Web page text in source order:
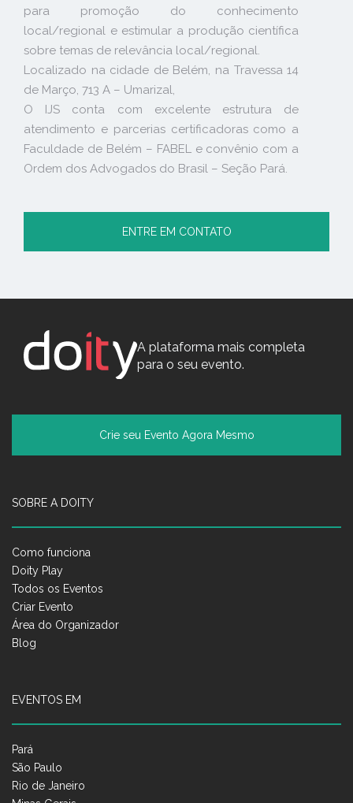
para promoção do conhecimento
local/regional e estimular a produção científica
sobre temas de relevância local/regional.
Localizado na cidade de Belém, na Travessa 14
de Março, 713 A – Umarizal,
O IJS conta com excelente estrutura de
atendimento e parcerias certificadoras como a
Faculdade de Belém – FABEL e convênio com a
Ordem dos Advogados do Brasil – Seção Pará.
ENTRE EM CONTATO
A plataforma mais completa
para o seu evento.
Crie seu Evento Agora Mesmo
SOBRE A DOITY
Como funciona
Doity Play
Todos os Eventos
Criar Evento
Área do Organizador
Blog
EVENTOS EM
Pará
São Paulo
Rio de Janeiro